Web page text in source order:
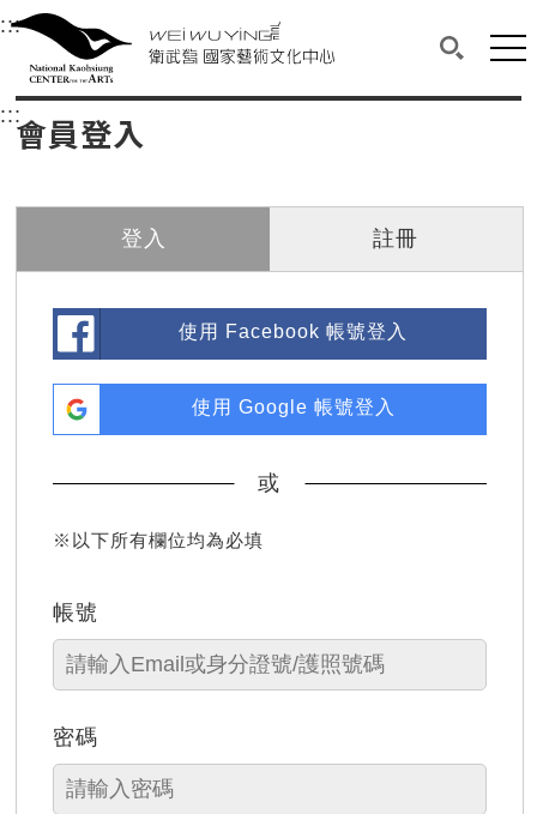
衛武營國家藝術文化中心
中央內容區塊，為本頁主要內容區。
:::選單連結區塊，此區塊列有本網站主要連結。
衛武營國家藝術文化中心
搜尋(開
網
::: 中央內容區塊，為本頁主要內容區。
會員登入
登入 註冊
使用 Facebook 帳號登入
使用 Google 帳號登入
或
※以下所有欄位均為必填
帳號
密碼